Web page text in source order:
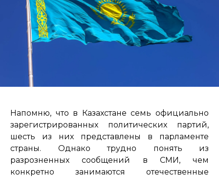
Напомню, что в Казахстане семь официально
зарегистрированных политических партий,
шесть из них представлены в парламенте
страны. Однако трудно понять из
разрозненных сообщений в СМИ, чем
конкретно занимаются отечественные